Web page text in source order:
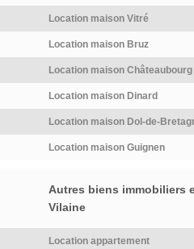
Location maison Vitré
Location maison Bruz
Location maison Châteaubourg
Location maison Dinard
Location maison Dol-de-
Location maison Guignen
Autres biens immobiliers
Vilaine
Location appartement